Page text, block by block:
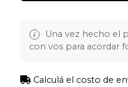
Una vez hecho el
con vos para acordar
Calculá el costo de